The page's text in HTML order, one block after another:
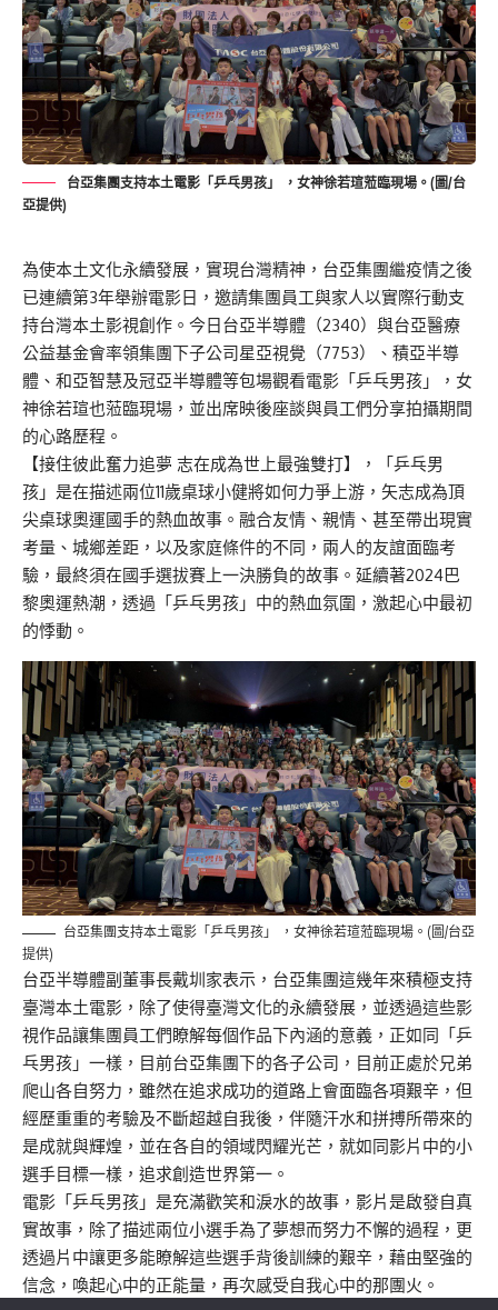
台亞集團支持本土電影「乒乓男孩」 ，女神徐若瑄蒞臨現場。(圖/台
亞提供)
為使本土文化永續發展，實現台灣精神，台亞集團繼疫情之後
已連續第3年舉辦電影日，邀請集團員工與家人以實際行動支
持台灣本土影視創作。今日台亞半導體（2340）與台亞醫療
公益基金會率領集團下子公司星亞視覺（7753）、積亞半導
體、和亞智慧及冠亞半導體等包場觀看電影「乒乓男孩」，女
神徐若瑄也蒞臨現場，並出席映後座談與員工們分享拍攝期間
的心路歷程。
【接住彼此奮力追夢 志在成為世上最強雙打】，「乒乓男
孩」是在描述兩位11歲桌球小健將如何力爭上游，矢志成為頂
尖桌球奧運國手的熱血故事。融合友情、親情、甚至帶出現實
考量、城鄉差距，以及家庭條件的不同，兩人的友誼面臨考
驗，最終須在國手選拔賽上一決勝負的故事。延續著2024巴
黎奧運熱潮，透過「乒乓男孩」中的熱血氛圍，激起心中最初
的悸動。
台亞集團支持本土電影「乒乓男孩」 ，女神徐若瑄蒞臨現場。(圖/台亞
提供)
台亞半導體副董事長戴圳家表示，台亞集團這幾年來積極支持
臺灣本土電影，除了使得臺灣文化的永續發展，並透過這些影
視作品讓集團員工們瞭解每個作品下內涵的意義，正如同「乒
乓男孩」一樣，目前台亞集團下的各子公司，目前正處於兄弟
爬山各自努力，雖然在追求成功的道路上會面臨各項艱辛，但
經歷重重的考驗及不斷超越自我後，伴隨汗水和拼搏所帶來的
是成就與輝煌，並在各自的領域閃耀光芒，就如同影片中的小
選手目標一樣，追求創造世界第一。
電影「乒乓男孩」是充滿歡笑和淚水的故事，影片是啟發自真
實故事，除了描述兩位小選手為了夢想而努力不懈的過程，更
透過片中讓更多能瞭解這些選手背後訓練的艱辛，藉由堅強的
信念，喚起心中的正能量，再次感受自我心中的那團火。